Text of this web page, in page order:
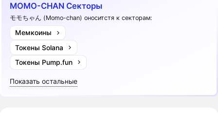
MOMO-CHAN Секторы
モモちゃん (Momo-chan) оноситстя к секторам:
Мемкоины
Токены Solana
Токены Pump.fun
Показать остальные